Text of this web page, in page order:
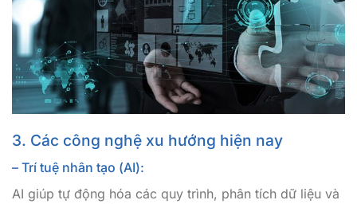
3. Các công nghệ xu hướng hiện nay
– Trí tuệ nhân tạo (AI):
AI giúp tự động hóa các quy trình, phân tích dữ liệu và